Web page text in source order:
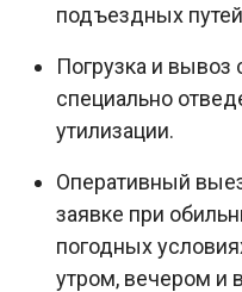
подъездных
Погрузка и вывоз
специально
утилизации.​
Оперативный
заявке при
погодных
утром, вечером и